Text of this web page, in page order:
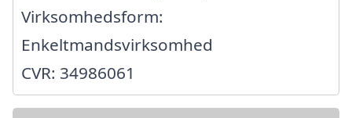
Virksomhedsform:
Enkeltmandsvirksomhed
CVR: 34986061